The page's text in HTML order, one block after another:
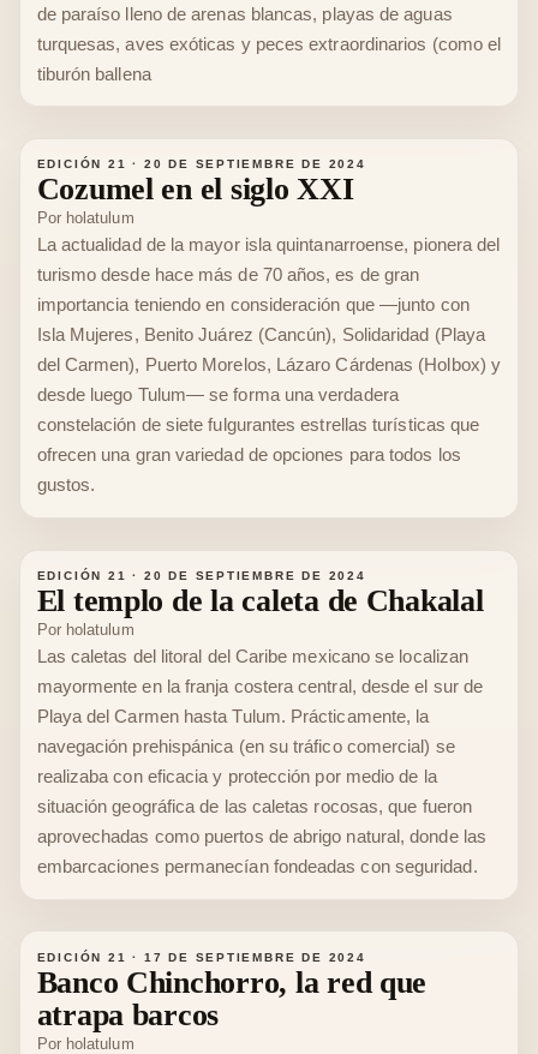
de paraíso lleno de arenas blancas, playas de aguas
turquesas, aves exóticas y peces extraordinarios (como el
tiburón ballena
EDICIÓN 21 · 20 DE SEPTIEMBRE DE 2024
Cozumel en el siglo XXI
Por holatulum
La actualidad de la mayor isla quintanarroense, pionera del
turismo desde hace más de 70 años, es de gran
importancia teniendo en consideración que —junto con
Isla Mujeres, Benito Juárez (Cancún), Solidaridad (Playa
del Carmen), Puerto Morelos, Lázaro Cárdenas (Holbox) y
desde luego Tulum— se forma una verdadera
constelación de siete fulgurantes estrellas turísticas que
ofrecen una gran variedad de opciones para todos los
gustos.
EDICIÓN 21 · 20 DE SEPTIEMBRE DE 2024
El templo de la caleta de Chakalal
Por holatulum
Las caletas del litoral del Caribe mexicano se localizan
mayormente en la franja costera central, desde el sur de
Playa del Carmen hasta Tulum. Prácticamente, la
navegación prehispánica (en su tráfico comercial) se
realizaba con eficacia y protección por medio de la
situación geográfica de las caletas rocosas, que fueron
aprovechadas como puertos de abrigo natural, donde las
embarcaciones permanecían fondeadas con seguridad.
EDICIÓN 21 · 17 DE SEPTIEMBRE DE 2024
Banco Chinchorro, la red que
atrapa barcos
Por holatulum